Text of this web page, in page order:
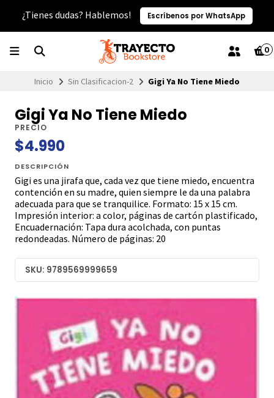
¿Tienes dudas? Hablemos! Escríbenos por WhatsApp
0
Inicio Sin Clasificacion-2 Gigi Ya No Tiene Miedo
Gigi Ya No Tiene Miedo
PRECIO
$4.990
DESCRIPCIÓN
Gigi es una jirafa que, cada vez que tiene miedo, encuentra
contención en su madre, quien siempre le da una palabra
adecuada para que se tranquilice. Formato: 15 x 15 cm.
Impresión interior: a color, páginas de cartón plastificado,
Encuadernación: Tapa dura acolchada, con puntas
redondeadas. Número de páginas: 20
SKU: 9789569999659